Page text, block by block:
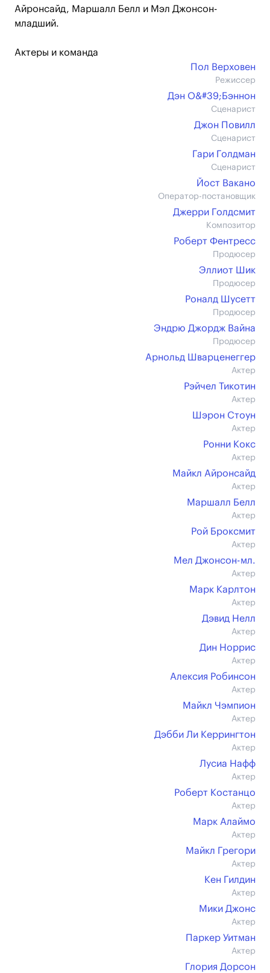
Айронсайд, Маршалл Белл и Мэл Джонсон-
младший.
Актеры и команда
Пол Верховен
Режиссер
Дэн О&#39;Бэннон
Сценарист
Джон Повилл
Сценарист
Гари Голдман
Сценарист
Йост Вакано
Оператор-постановщик
Джерри Голдсмит
Композитор
Роберт Фентресс
Продюсер
Эллиот Шик
Продюсер
Роналд Шусетт
Продюсер
Эндрю Джордж Вайна
Продюсер
Арнольд Шварценеггер
Актер
Рэйчел Тикотин
Актер
Шэрон Стоун
Актер
Ронни Кокс
Актер
Майкл Айронсайд
Актер
Маршалл Белл
Актер
Рой Броксмит
Актер
Мел Джонсон-мл.
Актер
Марк Карлтон
Актер
Дэвид Нелл
Актер
Дин Норрис
Актер
Алексия Робинсон
Актер
Майкл Чэмпион
Актер
Дэбби Ли Керрингтон
Актер
Лусиа Нафф
Актер
Роберт Костанцо
Актер
Марк Алаймо
Актер
Майкл Грегори
Актер
Кен Гилдин
Актер
Мики Джонс
Актер
Паркер Уитман
Актер
Глория Дорсон